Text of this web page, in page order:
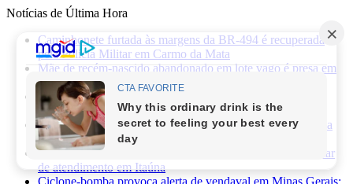
Notícias de Última Hora
Caminhonete furtada às margens da BR-494 é recuperada
pela Polícia Militar em Carmo da Mata
Mãe de recém-nascido abandonado em lote vago é presa em
Sabará
Três pessoas ficam feridas após ataque a facadas no bairro
Planalto, em Divinópolis
Previsão do tempo: fim de semana será de sol, calor e baixa
umidade em Divinópolis
Homem quebra vidro da recepção de hospital após reclamar
de atendimento em Itaúna
Ciclone-bomba provoca alerta de vendaval em Minas Gerais;